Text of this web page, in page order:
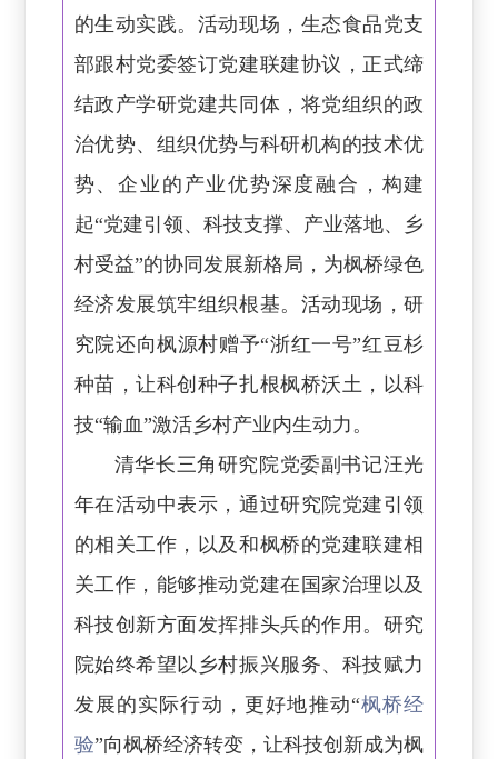
的生动实践。活动现场，生态食品党支
部跟村党委签订党建联建协议，正式缔
结政产学研党建共同体，将党组织的政
治优势、组织优势与科研机构的技术优
势、企业的产业优势深度融合，构建
起“党建引领、科技支撑、产业落地、乡
村受益”的协同发展新格局，为枫桥绿色
经济发展筑牢组织根基。活动现场，研
究院还向枫源村赠予“浙红一号”红豆杉
种苗，让科创种子扎根枫桥沃土，以科
技“输血”激活乡村产业内生动力。
清华长三角研究院党委副书记汪光
年在活动中表示，通过研究院党建引领
的相关工作，以及和枫桥的党建联建相
关工作，能够推动党建在国家治理以及
科技创新方面发挥排头兵的作用。研究
院始终希望以乡村振兴服务、科技赋力
发展的实际行动，更好地推动“枫桥经
验”向枫桥经济转变，让科技创新成为枫